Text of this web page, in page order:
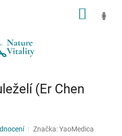
(Er Chen
Značka:YaoMedica